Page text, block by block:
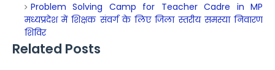
Problem Solving Camp for Teacher Cadre in MP
मध्यप्रदेश में शिक्षक संवर्ग के लिए जिला स्तरीय समस्या निवारण
शिविर
Related Posts